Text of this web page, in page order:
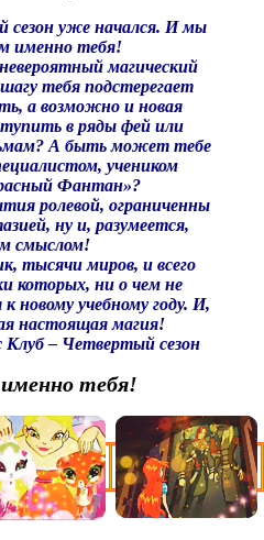
уже начался. И мы
именно тебя!
магический
тебя подстерегает
а возможно и новая
в ряды фей или
А быть может тебе
учеником
Фантан»?
ролевой, ограниченны
ну и, разумеется,
смыслом!
тысячи миров, и всего
которых, ни о чем не
новому учебному году. И,
настоящая магия!
Клуб – Четвертый сезон
тебя!